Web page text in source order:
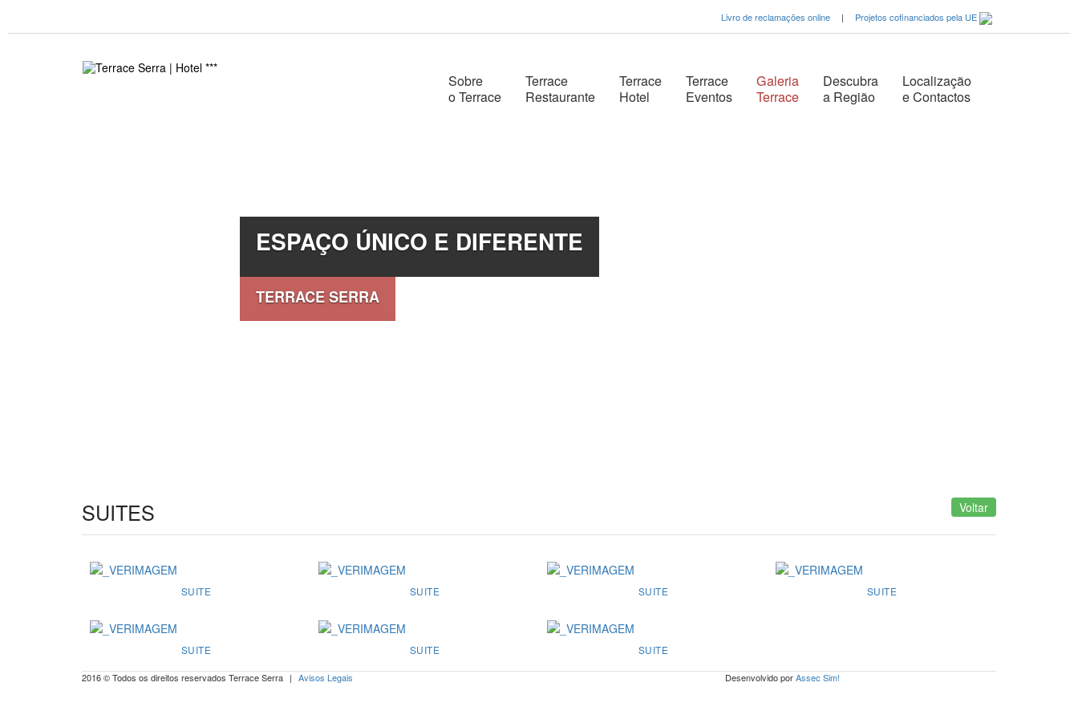
Livro de reclamações online | Projetos cofinanciados pela UE
Sobre
o Terrace
Terrace
Restaurante
Terrace
Hotel
Terrace
Eventos
Galeria
Terrace
Descubra
a Região
Localização
e Contactos
ESPAÇO ÚNICO E DIFERENTE
TERRACE SERRA
SUITES Voltar
SUITE SUITE SUITE SUITE
SUITE SUITE SUITE
2016 © Todos os direitos reservados Terrace Serra | Avisos Legais Desenvolvido porAssec Sim!